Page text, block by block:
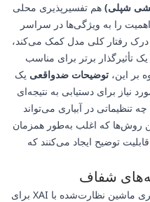
هم تفسیرپذیری محلی
را به ویژگی‌ها در سراسر
رفتار کلی مدل کمک می‌کند،
تأثیرگذار برتر برای مناسب
بر این، توضیحات ضدواقعی یک
نیاز برای دستیابی به نتیجه‌ای
چه تنظیماتی در آبیاری می‌تواند
روش‌ها که اغلب به‌طور همزمان
توضیح ایجاد می‌کنند که
نوآوری واقعی در ترکیب یکپارچه یادگیری ماشین نظارت‌شده با XAI برای